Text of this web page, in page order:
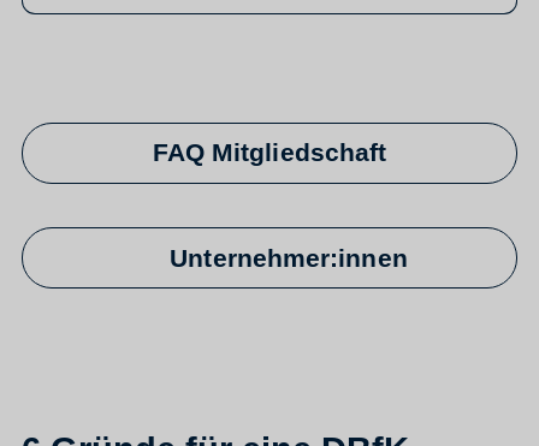
FAQ Mitgliedschaft
Unternehmer:innen